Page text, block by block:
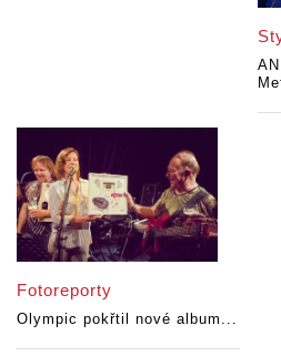
Fotoreporty
Olympic pokřtil nové album...